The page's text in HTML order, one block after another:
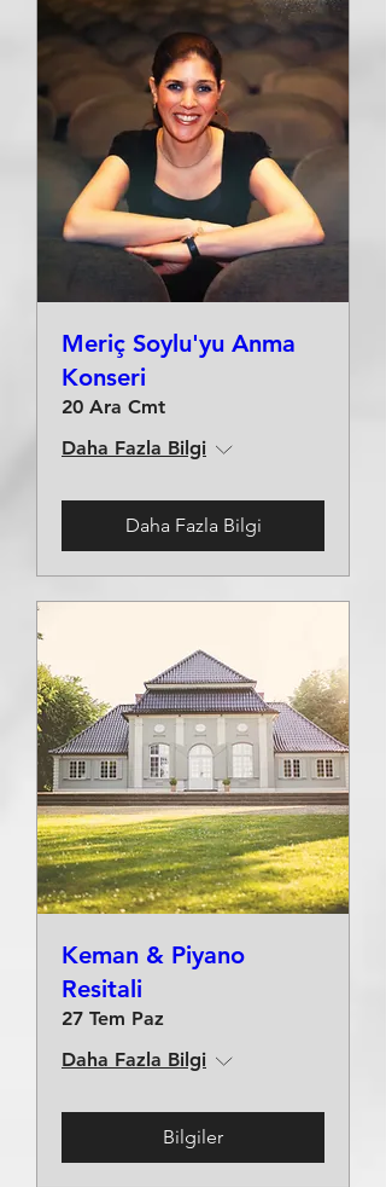
Meriç Soylu'yu Anma
Konseri
20 Ara Cmt
Daha Fazla Bilgi
Daha Fazla Bilgi
Keman & Piyano
Resitali
27 Tem Paz
Daha Fazla Bilgi
Bilgiler